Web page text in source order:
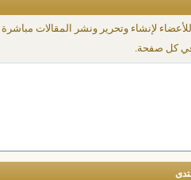
لإنشاء وتحرير ونشر المقالات
كل صفحة.